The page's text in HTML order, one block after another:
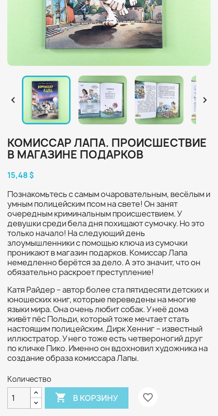
 
КОМИССАР ЛАПА. ПРОИСШЕСТВИЕ
В МАГАЗИНЕ ПОДАРКОВ
15,48 $
Познакомьтесь с самым очаровательным, весёлым и
умным полицейским псом на свете! Он занят
очередным криминальным происшествием. У
девушки среди бела дня похищают сумочку. Но это
только начало! На следующий день
злоумышленники с помощью ключа из сумочки
проникают в магазин подарков. Комиссар Лапа
немедленно берётся за дело. А это значит, что он
обязательно раскроет преступление!
Катя Райдер – автор более ста пятидесяти детских и
юношеских книг, которые переведены на многие
языки мира. Она очень любит собак. У неё дома
живёт пёс Польди, который тоже мечтает стать
настоящим полицейским. Дирк Хенниг – известный
иллюстратор. У него тоже есть четвероногий друг
по кличке Пико. Именно он вдохновил художника на
создание образа комиссара Лапы.
Количество
 В КОРЗИНУ favorite_border